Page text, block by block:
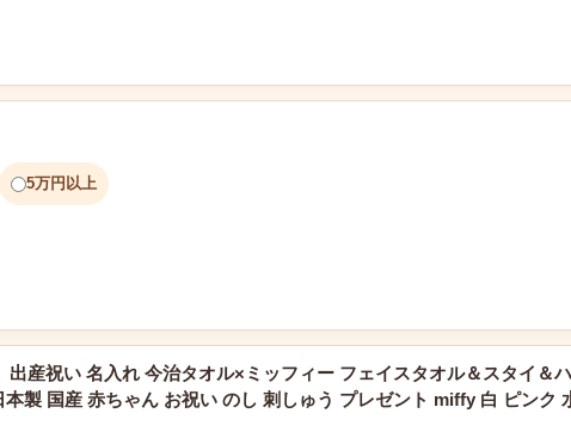
5万円以上
出産祝い 名入れ 今治タオル×ミッフィー フェイスタオル＆スタイ＆
製 国産 赤ちゃん お祝い のし 刺しゅう プレゼント miffy 白 ピンク